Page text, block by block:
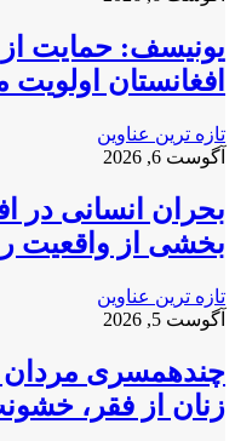
یونیسف: حمایت از
افغانستان
تازه ترین عناوین
آگوست 6, 2026
بحران انسانی در
بخشی از واقعیت
تازه ترین عناوین
آگوست 5, 2026
چندهمسری مردان
زنان از فقر،